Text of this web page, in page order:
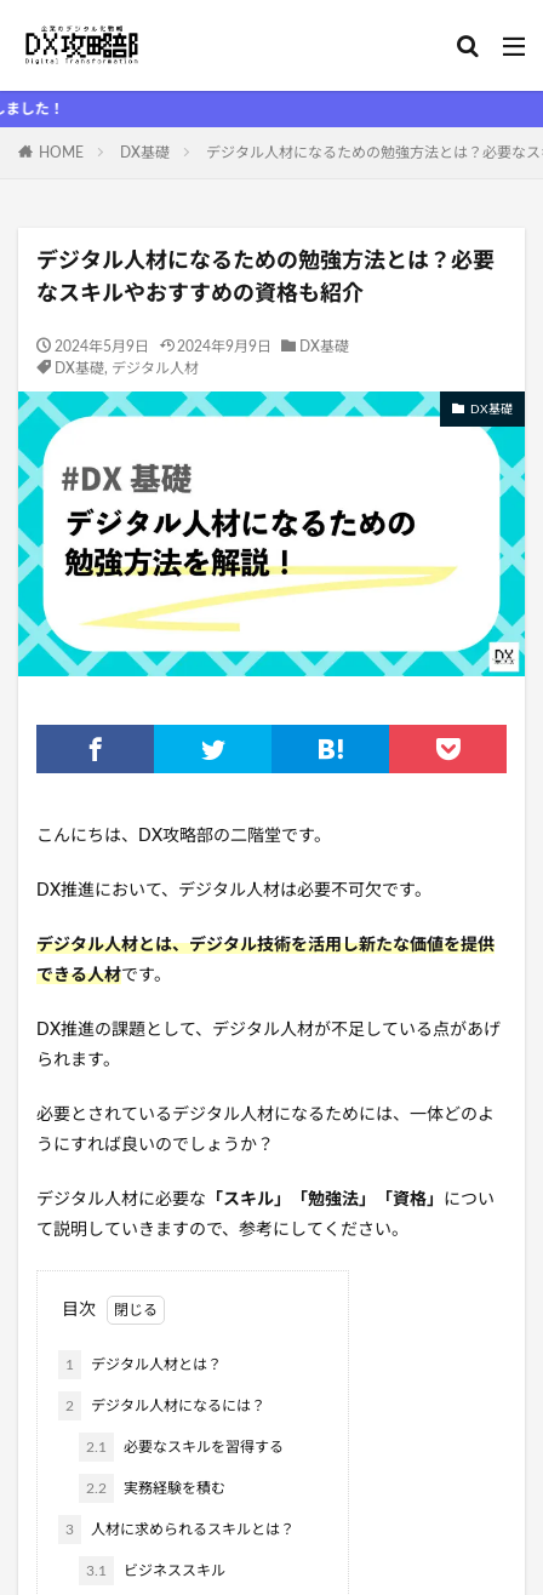
HOME DX基礎 デジタル人材になるための勉強方法とは？必要な
デジタル人材になるための勉強方法とは？必要
なスキルやおすすめの資格も紹介
2024年5月9日 2024年9月9日
DX基礎
DX基礎, デジタル人材
DX基礎
こんにちは、DX攻略部の二階堂です。
DX推進において、デジタル人材は必要不可欠です。
デジタル人材とは、デジタル技術を活用し新たな価値を提供
できる人材です。
DX推進の課題として、デジタル人材が不足している点があげ
られます。
必要とされているデジタル人材になるためには、一体どのよ
うにすれば良いのでしょうか？
デジタル人材に必要な 「スキル」「勉強法」「資格」 につい
て説明していきますので、参考にしてください。
目次
1 デジタル人材とは？
2 デジタル人材になるには？
2.1 必要なスキルを習得する
2.2 実務経験を積む
3 人材に求められるスキルとは？
3.1 ビジネススキル